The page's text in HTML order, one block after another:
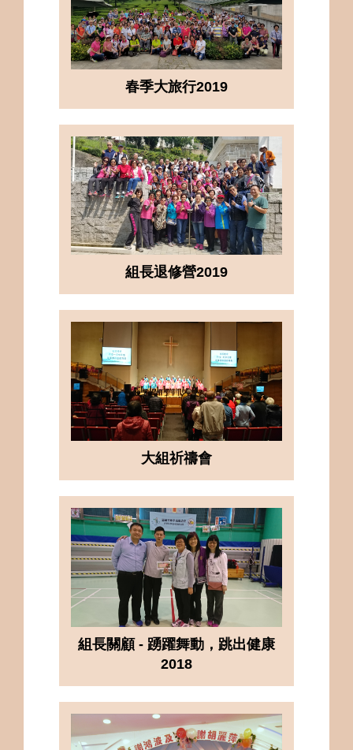
春季大旅行2019
組長退修營2019
大組祈禱會
組長關顧 - 踴躍舞動，跳出健康
2018